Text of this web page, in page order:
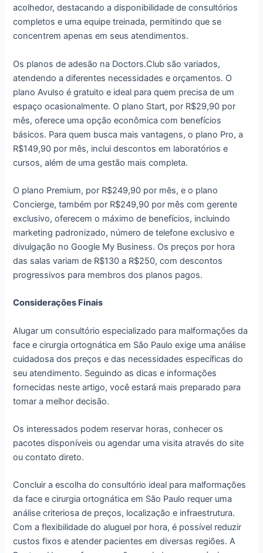
acolhedor, destacando a disponibilidade de consultórios
completos e uma equipe treinada, permitindo que se
concentrem apenas em seus atendimentos.
Os planos de adesão na Doctors.Club são variados,
atendendo a diferentes necessidades e orçamentos. O
plano Avulso é gratuito e ideal para quem precisa de um
espaço ocasionalmente. O plano Start, por R$29,90 por
mês, oferece uma opção econômica com benefícios
básicos. Para quem busca mais vantagens, o plano Pro, a
R$149,90 por mês, inclui descontos em laboratórios e
cursos, além de uma gestão mais completa.
O plano Premium, por R$249,90 por mês, e o plano
Concierge, também por R$249,90 por mês com gerente
exclusivo, oferecem o máximo de benefícios, incluindo
marketing padronizado, número de telefone exclusivo e
divulgação no Google My Business. Os preços por hora
das salas variam de R$130 a R$250, com descontos
progressivos para membros dos planos pagos.
Considerações Finais
Alugar um consultório especializado para malformações da
face e cirurgia ortognática em São Paulo exige uma análise
cuidadosa dos preços e das necessidades específicas do
seu atendimento. Seguindo as dicas e informações
fornecidas neste artigo, você estará mais preparado para
tomar a melhor decisão.
Os interessados podem reservar horas, conhecer os
pacotes disponíveis ou agendar uma visita através do site
ou contato direto.
Concluir a escolha do consultório ideal para malformações
da face e cirurgia ortognática em São Paulo requer uma
análise criteriosa de preços, localização e infraestrutura.
Com a flexibilidade do aluguel por hora, é possível reduzir
custos fixos e atender pacientes em diversas regiões. A